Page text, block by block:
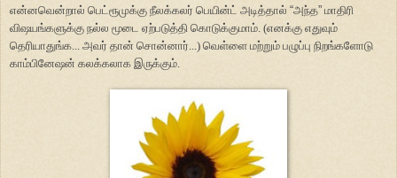
என்னவென்றால் பெட்ரூமுக்கு நீலக்கலர் பெயின்ட் அடித்தால் “அந்த” மாதிரி
விஷயங்களுக்கு நல்ல மூடை ஏற்படுத்தி கொடுக்குமாம். (எனக்கு எதுவும்
தெரியாதுங்க... அவர் தான் சொன்னார்...) வெள்ளை மற்றும் பழுப்பு நிறங்களோடு
காம்பினேஷன் கலக்கலாக இருக்கும்.